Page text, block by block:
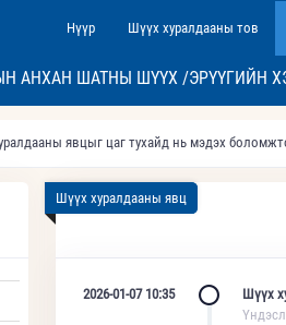
Нүүр Шүүх хуралдааны тов
АНХАН ШАТНЫ ШҮҮХ /ЭРҮҮГИЙН
явцыг цаг тухайд нь мэдэх
Шүүх хуралдааны явц
2026-01-07 10:35
Шүүх